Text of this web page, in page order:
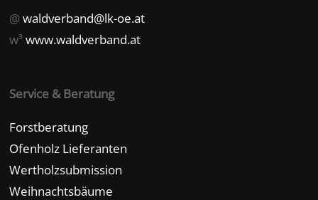
@waldverband@lk-oe.at
w³www.waldverband.at
Service & Beratung
Forstberatung
Ofenholz Lieferanten
Wertholzsubmission
Weihnachtsbäume